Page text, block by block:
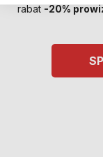
rabat -20%